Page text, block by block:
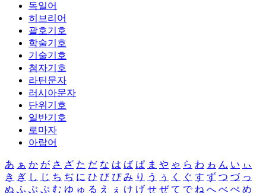
독일어
히브리어
괄호기호
학술기호
기술기호
첨자기호
라틴문자
러시아문자
단위기호
일반기호
로마자
아랍어
あ ぁ か が さ ざ た だ な は ば ぱ ま や ゃ ら わ ゎ ん い ぃ
き ぎ し じ ち ぢ に ひ び ぴ み り う ぅ く ぐ す ず つ づ っ
ぬ ふ ぶ ぷ む ゆ ゅ る え ぇ け げ せ ぜ て で ね へ べ ぺ め